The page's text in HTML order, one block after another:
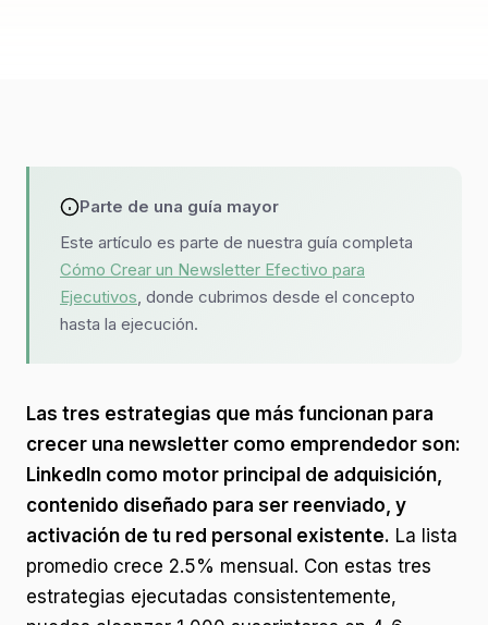
Parte de una guía mayor
Este artículo es parte de nuestra guía completa
Cómo Crear un Newsletter Efectivo para
Ejecutivos, donde cubrimos desde el concepto
hasta la ejecución.
Las tres estrategias que más funcionan para
crecer una newsletter como emprendedor son:
LinkedIn como motor principal de adquisición,
contenido diseñado para ser reenviado, y
activación de tu red personal existente. La lista
promedio crece 2.5% mensual. Con estas tres
estrategias ejecutadas consistentemente,